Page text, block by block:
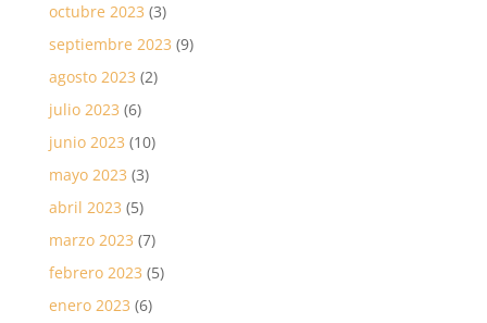
octubre 2023 (3)
septiembre 2023 (9)
agosto 2023 (2)
julio 2023 (6)
junio 2023 (10)
mayo 2023 (3)
abril 2023 (5)
marzo 2023 (7)
febrero 2023 (5)
enero 2023 (6)